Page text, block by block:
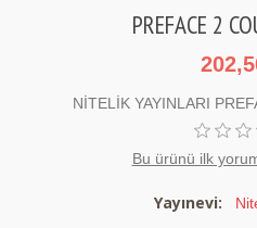
PREFACE 2
NİTELİK YAYINLARI
Bu ürünü ilk
Yayınevi: